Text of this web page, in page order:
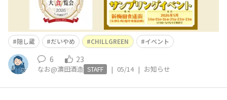
隠し蔵 だいやめ CHILLGREEN イベント
6 23
なお@濵田酒造 STAFF | 05/14 | お知らせ